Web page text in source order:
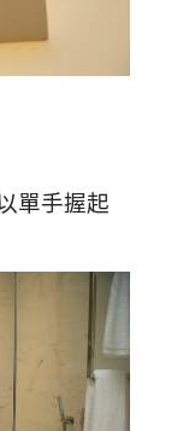
單手握起